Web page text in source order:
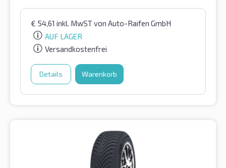
€ 54,61 inkl. MwSTvon Auto-Raifen GmbH
AUF LAGER
Versandkostenfrei
Details Warenkorb